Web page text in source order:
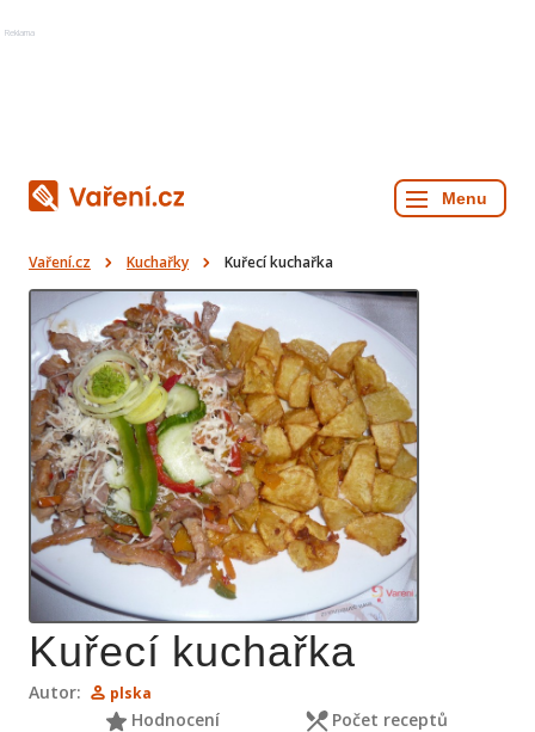
Reklama
Vaření.cz Kuchařky Kuřecí kuchařka
Kuřecí kuchařka
Autor: plska
Hodnocení Počet receptů